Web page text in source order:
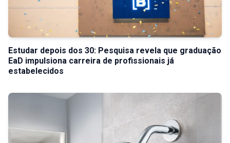
Estudar depois dos 30: Pesquisa revela que graduação
EaD impulsiona carreira de profissionais já
estabelecidos